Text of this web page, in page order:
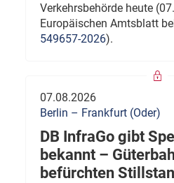
Verkehrsbehörde heute
Europäischen Amtsblatt
549657-2026).
07.08.2026
Berlin – Frankfurt (Oder)
DB InfraGo gibt
bekannt –
befürchten